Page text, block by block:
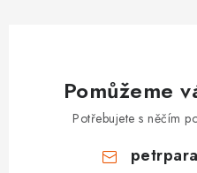
Pomůžeme
Potřebujete s něčím